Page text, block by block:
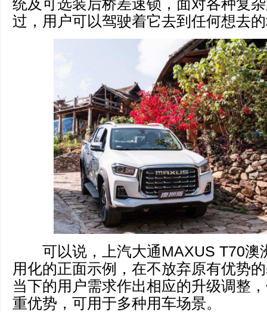
统及可选装后桥差速锁，面对各种复
过，用户可以驾驶着它去到任何想去
可以说，上汽大通MAXUS T70澳
用化的正面示例，在不放弃原有优势
当下的用户需求作出相应的升级调整
重优势，可用于多种用车场景。